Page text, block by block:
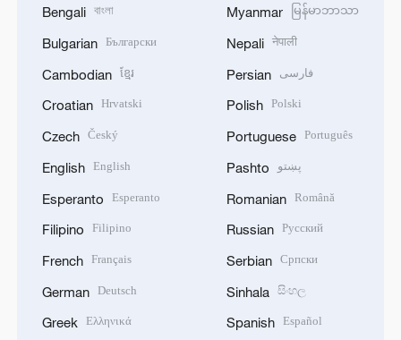
Bengali বাংলা
Bulgarian Български
Cambodian ខ្មែរ
Croatian Hrvatski
Czech Český
English English
Esperanto Esperanto
Filipino Filipino
French Français
German Deutsch
Greek Ελληνικά
Myanmar မြန်မာဘာသာ
Nepali नेपाली
Persian فارسی
Polish Polski
Portuguese Português
Pashto پښتو
Romanian Română
Russian Русский
Serbian Српски
Sinhala සිංහල
Spanish Español